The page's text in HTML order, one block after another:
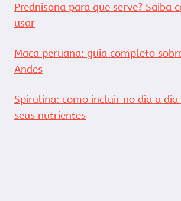
Prednisona para que serve? Saiba
usar
Maca peruana: guia completo
Andes
Spirulina: como incluir no dia a
seus nutrientes